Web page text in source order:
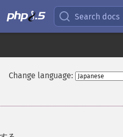
Search docs
Change language: